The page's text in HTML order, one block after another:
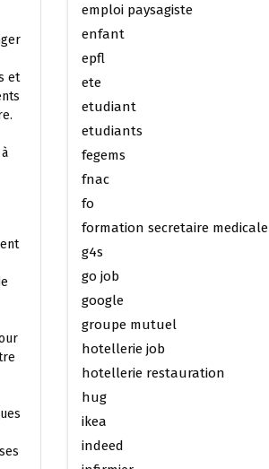
et
emploi paysagiste
enfant
epfl
ete
etudiant
etudiants
fegems
fnac
fo
formation secretaire medicale
g4s
go job
google
groupe mutuel
hotellerie job
hotellerie restauration
hug
ikea
indeed